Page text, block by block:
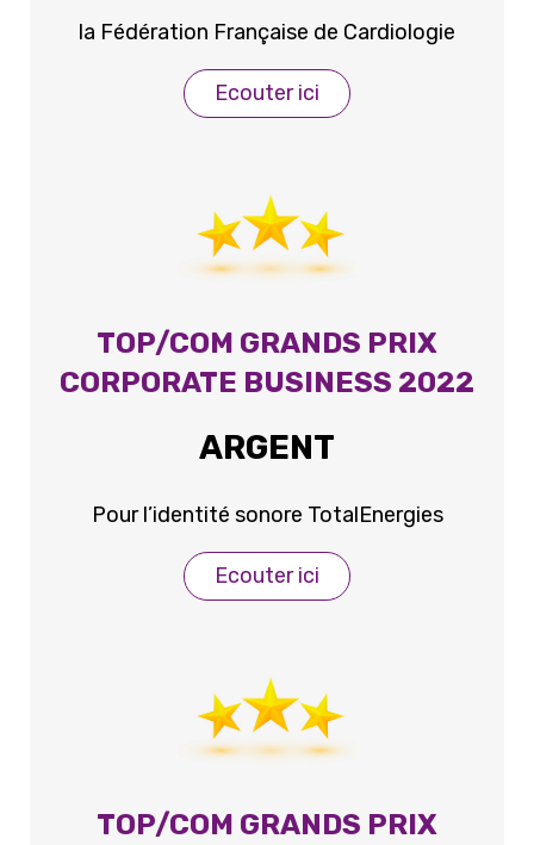
la Fédération Française de Cardiologie
Ecouter ici
TOP/COM GRANDS PRIX
CORPORATE BUSINESS 2022
ARGENT
Pour l’identité sonore TotalEnergies
Ecouter ici
TOP/COM GRANDS PRIX